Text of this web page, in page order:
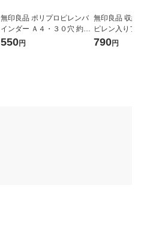
無印良品 ポリプロピレンバ
インダー Ａ４・３０穴 約縦
３１５×横２６５×背幅２７
550円
無印良品 収納
ピレン入りフ
ス スタンダー
790円